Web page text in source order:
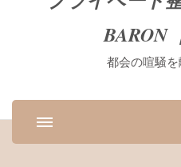
BARON
都会の喧騒